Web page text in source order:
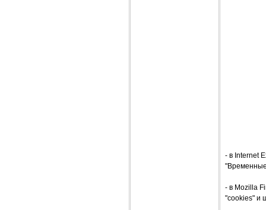
- в Internet
- в Mozilla
"cookies" и